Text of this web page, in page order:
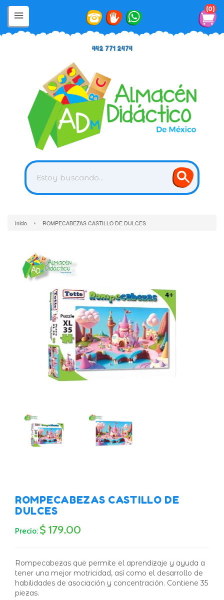
0
442 771 2474
Inicio › ROMPECABEZAS CASTILLO DE DULCES
ROMPECABEZAS CASTILLO DE
DULCES
Precio: $ 179.00
Rompecabezas que permite el aprendizaje y ayuda a
tener una mejor motricidad, así como el desarrollo de
habilidades de asociación y concentración. Contiene 35
piezas.